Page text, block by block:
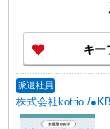
キー
派遣社員
株式会社kotrio /